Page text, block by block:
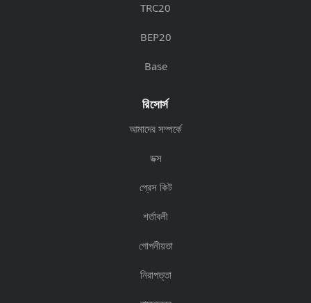
TRC20
BEP20
Base
রিসোর্স
আমাদের সম্পর্কে
ডক্স
প্রেস কিট
শর্তাবলী
গোপনীয়তা
নিরাপত্তা